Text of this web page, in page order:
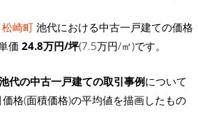
崎町 池代における中古一戸建ての価格
価 24.8万円/坪(7.5万円/㎡)です。
代の中古一戸建ての取引事例について
格(面積価格)の平均値を描画したもの